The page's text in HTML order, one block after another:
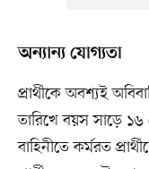
অন্যান্য যোগ্যতা
প্রার্থীকে অবশ্যই
তারিখে বয়স সাড়ে ১৬
বাহিনীতে কর্মরত